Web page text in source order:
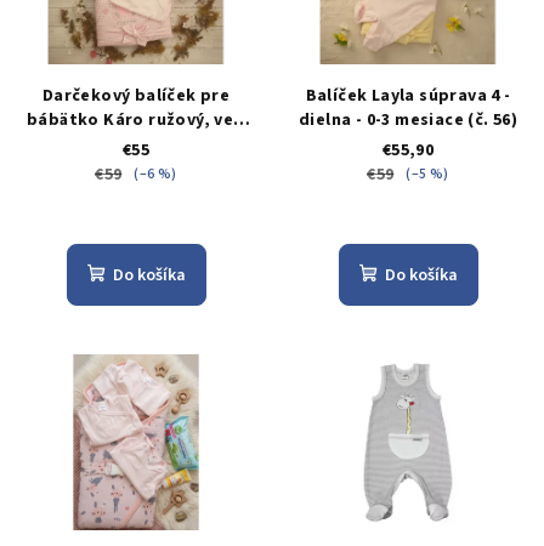
Darčekový balíček pre
bábätko Káro ružový, veľ.
56 / 0–3 mesiace
€55
€59 (–6 %)
Do košíka
Balíček Layla súprava 4 -
dielna - 0-3 mesiace (č. 56)
€55,90
€59 (–5 %)
Do košíka